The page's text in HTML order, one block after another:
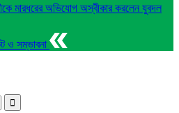
মারধরের অভিযোগ অস্বীকার করলেন যুবদল
ও সম্ভাবনা